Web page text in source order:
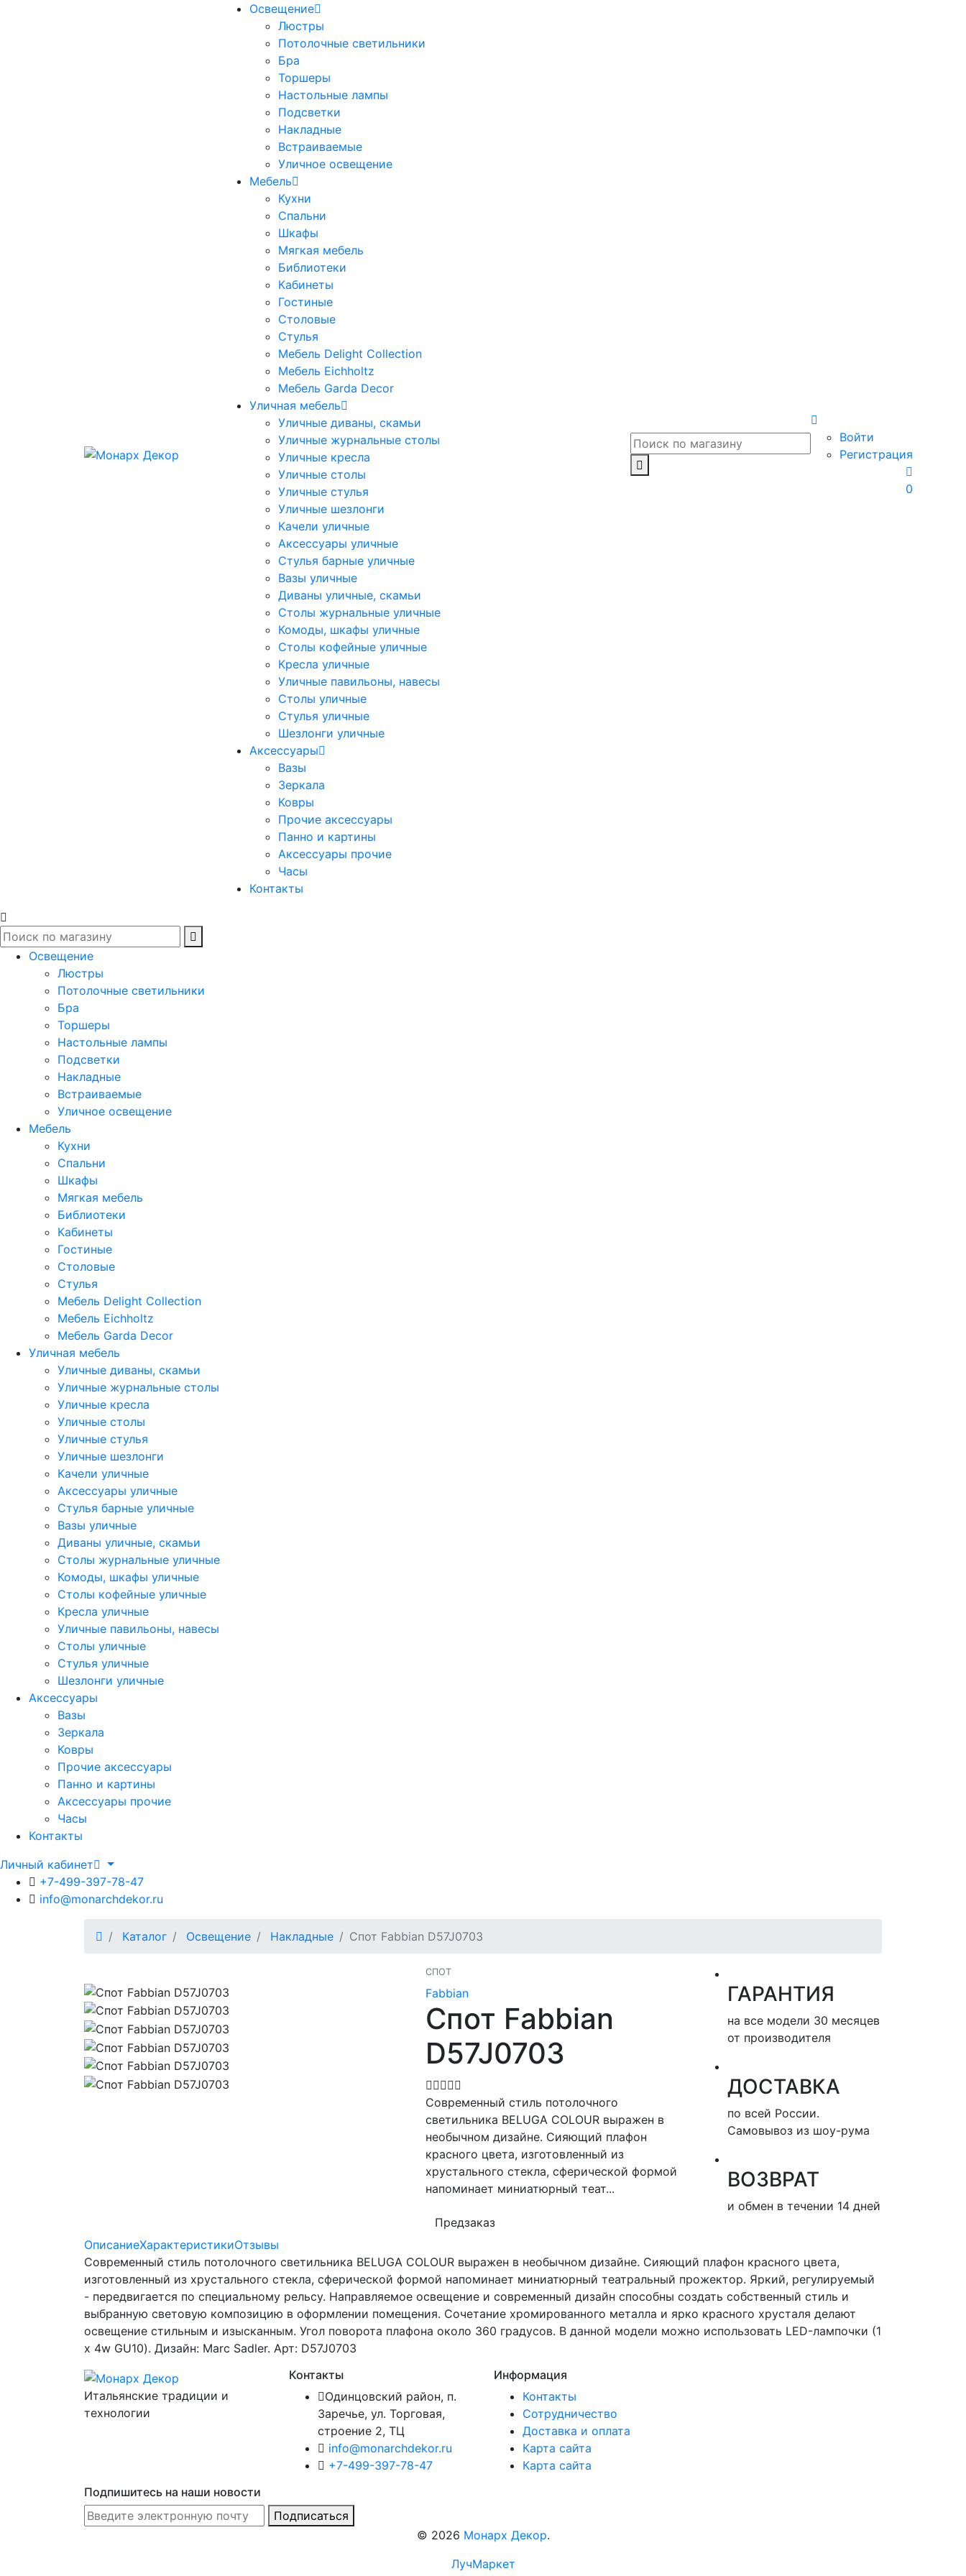
Освещение
Люстры
Потолочные светильники
Бра
Торшеры
Настольные лампы
Подсветки
Накладные
Встраиваемые
Уличное освещение
Мебель
Кухни
Спальни
Шкафы
Мягкая мебель
Библиотеки
Кабинеты
Гостиные
Столовые
Стулья
Мебель Delight Collection
Мебель Eichholtz
Мебель Garda Decor
Уличная мебель
Уличные диваны, скамьи
Уличные журнальные столы
Уличные кресла
Уличные столы
Уличные стулья
Уличные шезлонги
Качели уличные
Аксессуары уличные
Стулья барные уличные
Вазы уличные
Диваны уличные, скамьи
Столы журнальные уличные
Комоды, шкафы уличные
Столы кофейные уличные
Кресла уличные
Уличные павильоны, навесы
Столы уличные
Стулья уличные
Шезлонги уличные
Аксессуары
Вазы
Зеркала
Ковры
Прочие аксессуары
Панно и картины
Аксессуары прочие
Часы
Контакты
Войти
Регистрация
0
Освещение
Люстры
Потолочные светильники
Бра
Торшеры
Настольные лампы
Подсветки
Накладные
Встраиваемые
Уличное освещение
Мебель
Кухни
Спальни
Шкафы
Мягкая мебель
Библиотеки
Кабинеты
Гостиные
Столовые
Стулья
Мебель Delight Collection
Мебель Eichholtz
Мебель Garda Decor
Уличная мебель
Уличные диваны, скамьи
Уличные журнальные столы
Уличные кресла
Уличные столы
Уличные стулья
Уличные шезлонги
Качели уличные
Аксессуары уличные
Стулья барные уличные
Вазы уличные
Диваны уличные, скамьи
Столы журнальные уличные
Комоды, шкафы уличные
Столы кофейные уличные
Кресла уличные
Уличные павильоны, навесы
Столы уличные
Стулья уличные
Шезлонги уличные
Аксессуары
Вазы
Зеркала
Ковры
Прочие аксессуары
Панно и картины
Аксессуары прочие
Часы
Контакты
Личный кабинет
+7-499-397-78-47
info@monarchdekor.ru
Каталог Освещение Накладные Спот Fabbian D57J0703
СПОТ
Fabbian
Спот Fabbian
D57J0703
Современный стиль потолочного
светильника BELUGA COLOUR выражен в
необычном дизайне. Сияющий плафон
красного цвета, изготовленный из
хрустального стекла, сферической формой
напоминает миниатюрный теат...
Предзаказ
ГАРАНТИЯ
на все модели 30 месяцев
от производителя
ДОСТАВКА
по всей России.
Самовывоз из шоу-рума
ВОЗВРАТ
и обмен в течении 14 дней
ОписаниеХарактеристикиОтзывы
Современный стиль потолочного светильника BELUGA COLOUR выражен в необычном дизайне. Сияющий плафон красного цвета,
изготовленный из хрустального стекла, сферической формой напоминает миниатюрный театральный прожектор. Яркий, регулируемый
- передвигается по специальному рельсу. Направляемое освещение и современный дизайн способны создать собственный стиль и
выбранную световую композицию в оформлении помещения. Сочетание хромированного металла и ярко красного хрусталя делают
освещение стильным и изысканным. Угол поворота плафона около 360 градусов. В данной модели можно использовать LED-лампочки (1
х 4w GU10). Дизайн: Marc Sadler. Арт: D57J0703
Итальянские традиции и
технологии
Контакты
Одинцовский район, п.
Заречье, ул. Торговая,
строение 2, ТЦ
info@monarchdekor.ru
+7-499-397-78-47
Информация
Контакты
Сотрудничество
Доставка и оплата
Карта сайта
Карта сайта
Подпишитесь на наши новости
Подписаться
© 2026 Монарх Декор.
ЛучМаркет